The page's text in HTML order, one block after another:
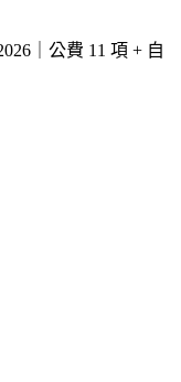
｜公費 11 項 + 自